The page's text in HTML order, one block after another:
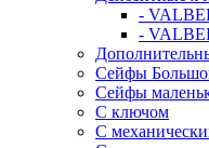
-
-
Сейфы
Сейфы
С ключом
С